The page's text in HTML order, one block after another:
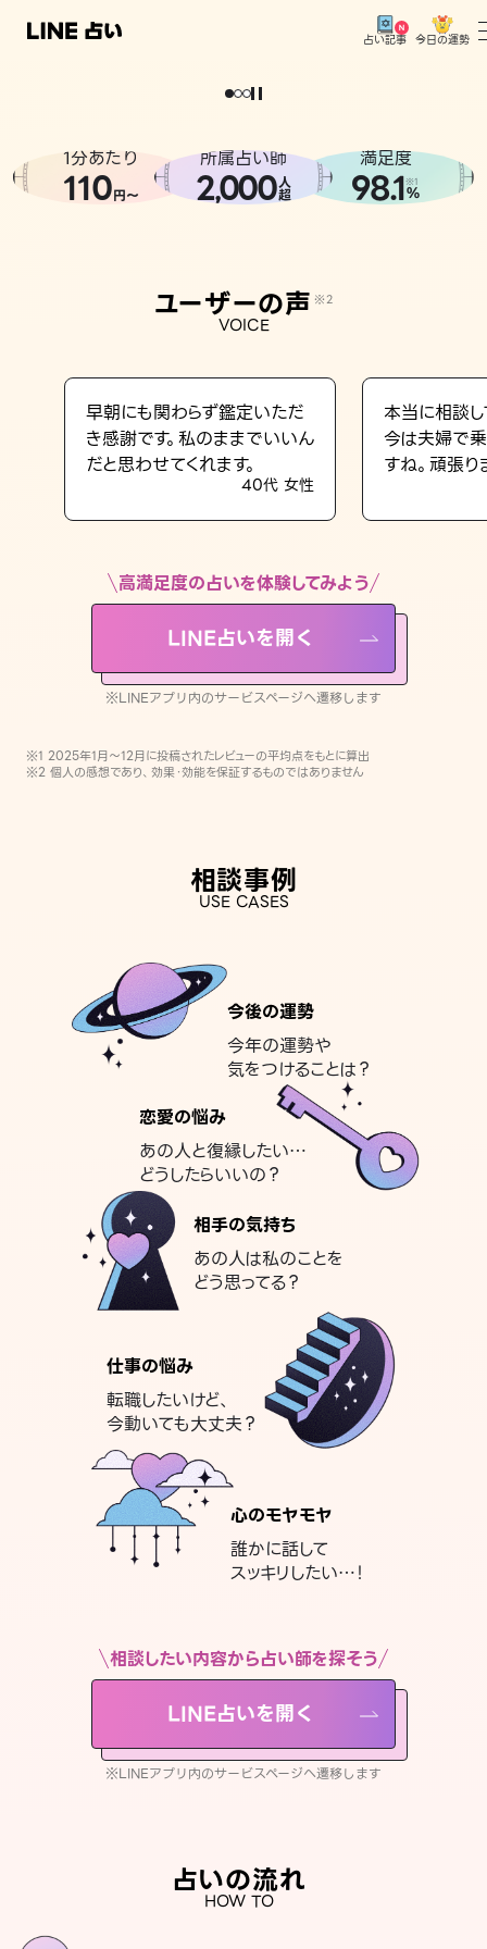
占い記事 今日の運勢
相談事例
LINE占いを開く
※LINEアプリ内のサービスページへ遷移します
どうせなら
。
1分あたり
110円〜
所属占い師
2,000人
超
満足度
98.1※1
%
ユーザーの声 ※2
VOICE
早朝にも関わらず鑑定いただ
き感謝です。私のままでいいん
だと思わせてくれます。
40代 女性
本当に相談し
今は夫婦で
すね。頑張り
高満足度の占いを体験してみよう
LINE占いを開く
※LINEアプリ内のサービスページへ遷移します
※1 2025年1月〜12月に投稿されたレビューの平均点をもとに算出
※2 個人の感想であり、効果・効能を保証するものではありません
相談事例
USE CASES
今後の運勢
今年の運勢や
気をつけることは？
恋愛の悩み
あの人と復縁したい…
どうしたらいいの？
相手の気持ち
あの人は私のことを
どう思ってる？
仕事の悩み
転職したいけど、
今動いても大丈夫？
心のモヤモヤ
誰かに話して
スッキリしたい…！
相談したい内容から占い師を探そう
LINE占いを開く
※LINEアプリ内のサービスページへ遷移します
占いの流れ
HOW TO